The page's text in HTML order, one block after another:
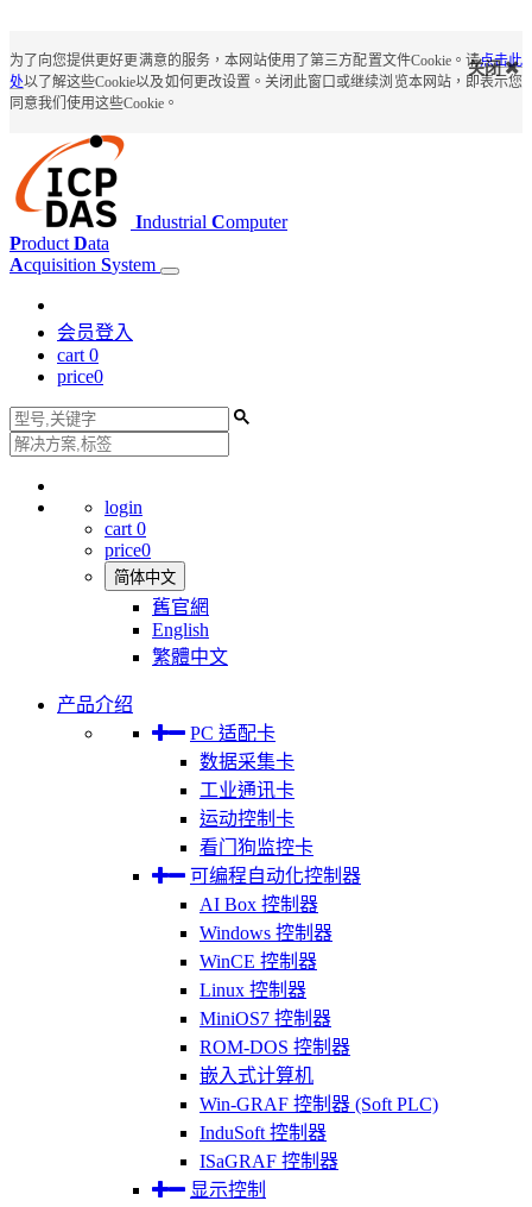
为了向您提供更好更满意的服务，本网站使用了第三方配置文件Cookie。请点击此
处以了解这些Cookie以及如何更改设置。关闭此窗口或继续浏览本网站，即表示您
同意我们使用这些Cookie。
关闭
Industrial Computer
Product Data
Acquisition System
会员登入
cart 0
price0
login
cart 0
price0
简体中文
舊官網
English
繁體中文
产品介绍
PC 适配卡
数据采集卡
工业通讯卡
运动控制卡
看门狗监控卡
可编程自动化控制器
AI Box 控制器
Windows 控制器
WinCE 控制器
Linux 控制器
MiniOS7 控制器
ROM-DOS 控制器
嵌入式计算机
Win-GRAF 控制器 (Soft PLC)
InduSoft 控制器
ISaGRAF 控制器
显示控制